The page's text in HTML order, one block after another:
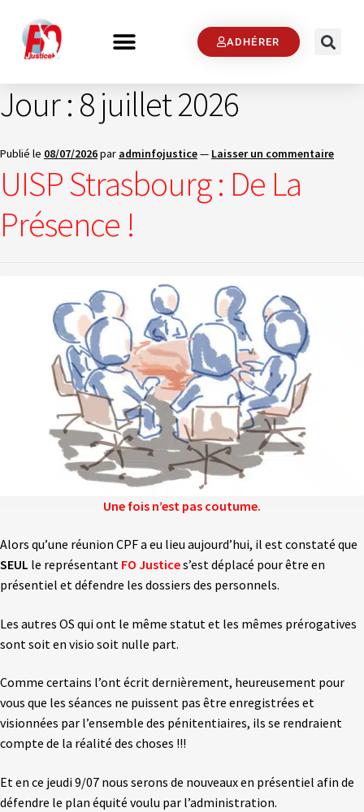
ADHÉRER
Jour : 8 juillet 2026
Publié le 08/07/2026par adminfojustice— Laisser un commentaire
UISP Strasbourg : De La
Présence !
Une fois n’est pas coutume.
Alors qu’une réunion CPF a eu lieu aujourd’hui, il est constaté que
SEUL le représentant FO Justices’est déplacé pour être en
présentiel et défendre les dossiers des personnels.
Les autres OS qui ont le même statut et les mêmes prérogatives
sont soit en visio soit nulle part.
Comme certains l’ont écrit dernièrement, heureusement pour
vous que les séances ne puissent pas être enregistrées et
visionnées par l’ensemble des pénitentiaires, ils se rendraient
compte de la réalité des choses !!!
Et en ce jeudi 9/07 nous serons de nouveaux en présentiel afin de
défendre le plan équité voulu par l’administration.